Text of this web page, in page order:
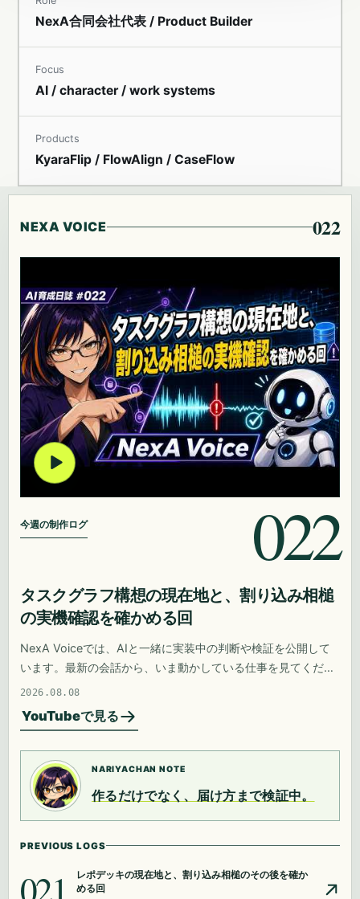
NexA合同会社代表 / Product Builder
Focus
AI / character / work systems
Products
KyaraFlip / FlowAlign / CaseFlow
NEXA VOICE 022
今週の制作ログ 022
タスクグラフ構想の現在地と、割り込み相槌
の実機確認を確かめる回
NexA Voiceでは、AIと一緒に実装中の判断や検証を公開して
います。最新の会話から、いま動かしている仕事を見てくださ
い。
2026.08.08
YouTubeで見る
NARIYACHAN NOTE
作るだけでなく、届け方まで検証中。
PREVIOUS LOGS
021
レポデッキの現在地と、割り込み相槌のその後を確か
める回